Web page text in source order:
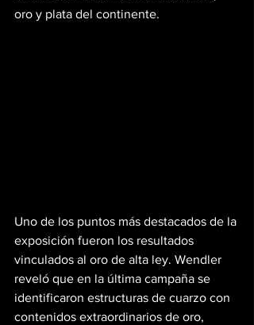
oro y plata del continente.
Uno de los puntos más destacados de la
exposición fueron los resultados
vinculados al oro de alta ley. Wendler
reveló que en la última campaña se
identificaron estructuras de cuarzo con
contenidos extraordinarios de oro,